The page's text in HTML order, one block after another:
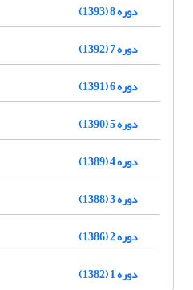
دوره 8 (1393)
دوره 7 (1392)
دوره 6 (1391)
دوره 5 (1390)
دوره 4 (1389)
دوره 3 (1388)
دوره 2 (1386)
دوره 1 (1382)